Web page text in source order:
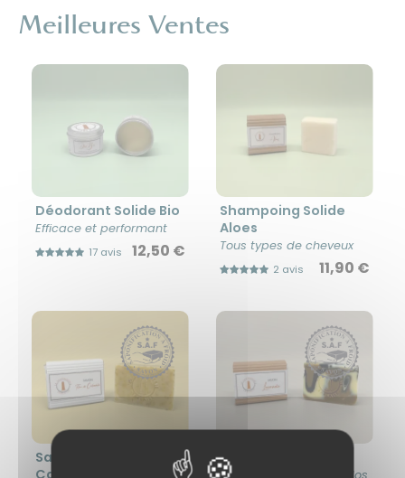
Meilleures Ventes
Déodorant Solide Bio
Efficace et performant
17 avis 12,50 €
Shampoing Solide
Aloes
Tous types de cheveux
2 avis 11,90 €
Savon Fleur De
Calendula
Savon Lavandin
L'indispensable des ados